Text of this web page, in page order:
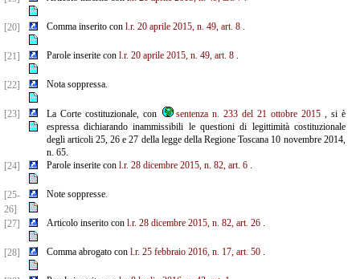
[20] Comma inserito con l.r. 20 aprile 2015, n. 49, art. 8.
[21] Parole inserite con l.r. 20 aprile 2015, n. 49, art. 8.
[22] Nota soppressa.
[23] La Corte costituzionale, con sentenza n. 233 del 21 ottobre 2015, si è
espressa dichiarando inammissibili le questioni di legittimità costituzionale
degli articoli 25, 26 e 27 della legge della Regione Toscana 10 novembre 2014,
n. 65.
[24]
Parole inserite con l.r. 28 dicembre 2015, n. 82, art. 6.
[25-
26]
Note soppresse.
[27] Articolo inserito con l.r. 28 dicembre 2015, n. 82, art. 26.
[28] Comma abrogato con l.r. 25 febbraio 2016, n. 17, art. 50.